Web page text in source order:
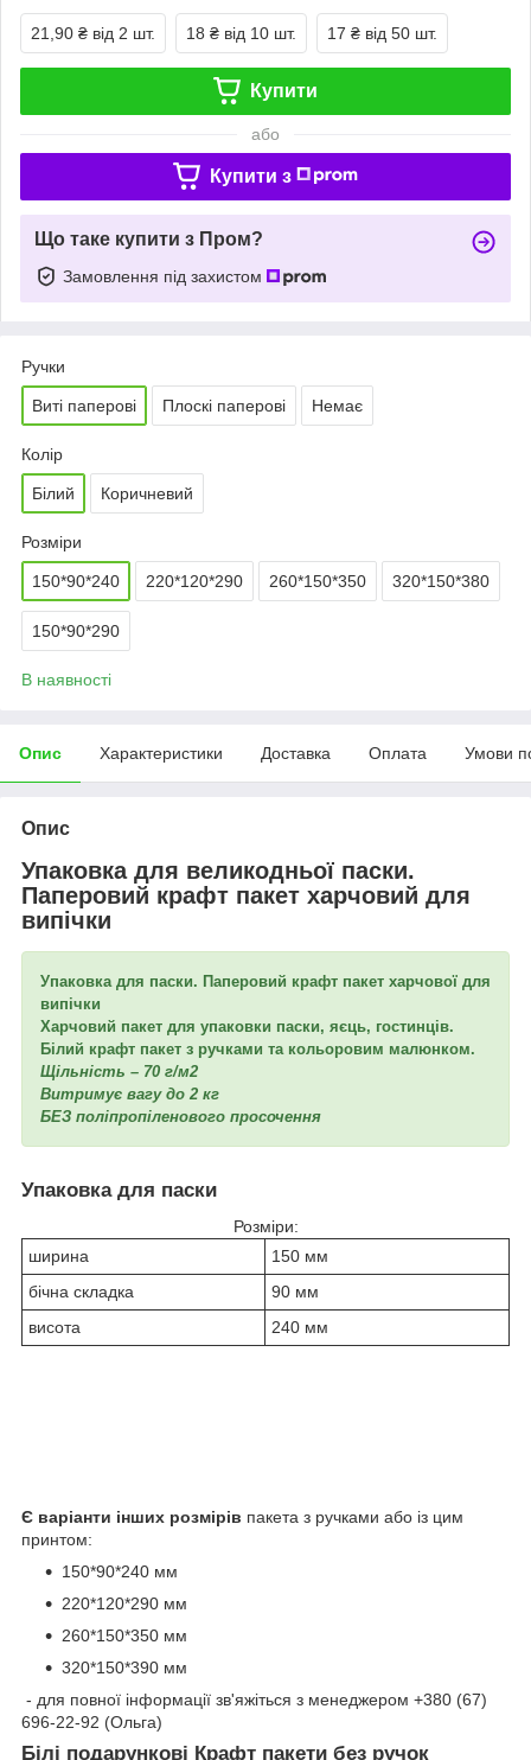
21,90 ₴ від 2 шт. 18 ₴ від 10 шт. 17 ₴ від 50 шт.
Купити
або
Купити з
Що таке купити з Пром?
Замовлення під захистом
Ручки
Виті паперові Плоскі паперові Немає
Колір
Білий Коричневий
Розміри
150*90*240 220*120*290 260*150*350 320*150*380
150*90*290
В наявності
Опис Характеристики Доставка Оплата Умови
Опис
Упаковка для великодньої паски.
Паперовий крафт пакет харчовий для
випічки
Упаковка для паски. Паперовий крафт пакет харчової для
випічки
Харчовий пакет для упаковки паски, яєць, гостинців.
Білий крафт пакет з ручками та кольоровим малюнком.
Щільність – 70 г/м2
Витримує вагу до 2 кг
БЕЗ поліпропіленового просочення
Упаковка для паски
Розміри:
ширина
150 мм
бічна складка
90 мм
висота
240 мм
Є варіанти інших розмірів пакета з ручками або із цим
принтом:
150*90*240 мм
220*120*290 мм
260*150*350 мм
320*150*390 мм
- для повної інформації зв'яжіться з менеджером +380 (67)
696-22-92 (Ольга)
Білі подарункові Крафт пакети без ручок